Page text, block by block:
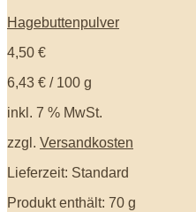
Hagebuttenpulver
4,50 €
6,43 € / 100 g
inkl. 7 % MwSt.
zzgl. Versandkosten
Lieferzeit: Standard
Produkt enthält: 70 g